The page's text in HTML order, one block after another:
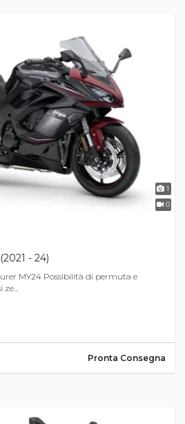
1
0
- 24)
MY24 Possibilità di permuta e
Pronta Consegna